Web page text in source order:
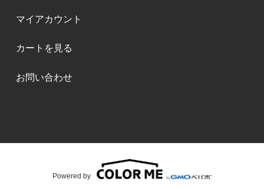
マイアカウント
カートを見る
お問い合わせ
Powered by